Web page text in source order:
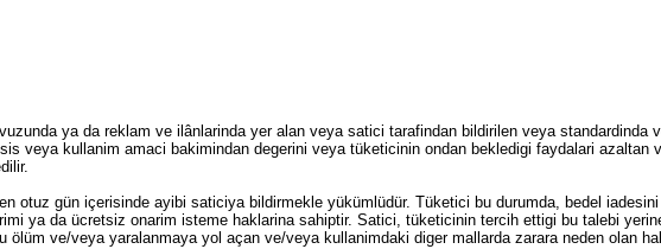
ya da reklam ve ilânlarinda yer alan veya satici tarafindan bildirilen veya standardinda
veya kullanim amaci bakimindan degerini veya tüketicinin ondan bekledigi faydalari azaltan
otuz gün içerisinde ayibi saticiya bildirmekle yükümlüdür. Tüketici bu durumda, bedel
ya da ücretsiz onarim isteme haklarina sahiptir. Satici, tüketicinin tercih ettigi bu talebi
ve/veya yaralanmaya yol açan ve/veya kullanimdaki diger mallarda zarara neden olan